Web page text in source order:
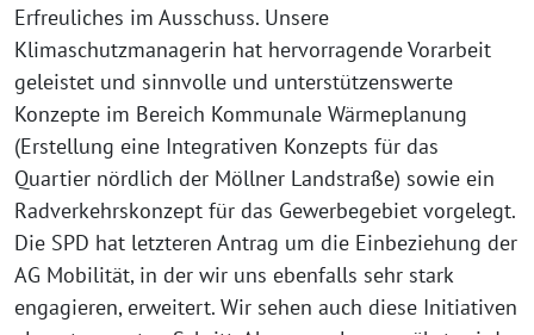
Erfreuliches im Ausschuss. Unsere
Klimaschutzmanagerin hat hervorragende Vorarbeit
geleistet und sinnvolle und unterstützenswerte
Konzepte im Bereich Kommunale Wärmeplanung
(Erstellung eine Integrativen Konzepts für das
Quartier nördlich der Möllner Landstraße) sowie ein
Radverkehrskonzept für das Gewerbegebiet vorgelegt.
Die SPD hat letzteren Antrag um die Einbeziehung der
AG Mobilität, in der wir uns ebenfalls sehr stark
engagieren, erweitert. Wir sehen auch diese Initiativen